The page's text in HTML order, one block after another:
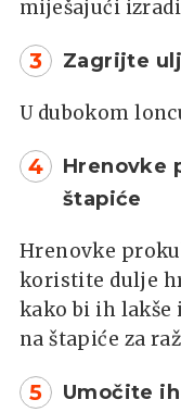
miješajući
3 Zagrijte
U dubokom
4
Hrenovke
štapiće
Hrenovke
koristite dulje
kako bi ih lakše
na štapiće za
5 Umočite